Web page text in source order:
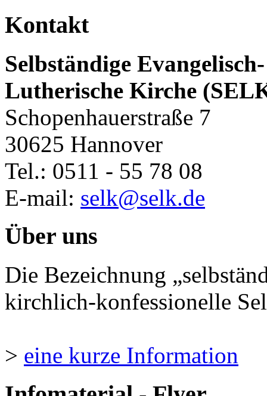
Kontakt
Selbständige Evangelisch-
Lutherische Kirche
Schopenhauerstraße 7
30625 Hannover
Tel.: 0511 - 55 78 08
E-mail: selk@selk.de
Über uns
Die Bezeichnung
kirchlich-konfessionelle
> eine kurze Information